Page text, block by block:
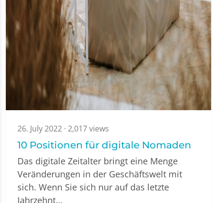
26. July 2022 · 2,017 views
10 Positionen für digitale Nomaden
Das digitale Zeitalter bringt eine Menge
Veränderungen in der Geschäftswelt mit
sich. Wenn Sie sich nur auf das letzte
Jahrzehnt…